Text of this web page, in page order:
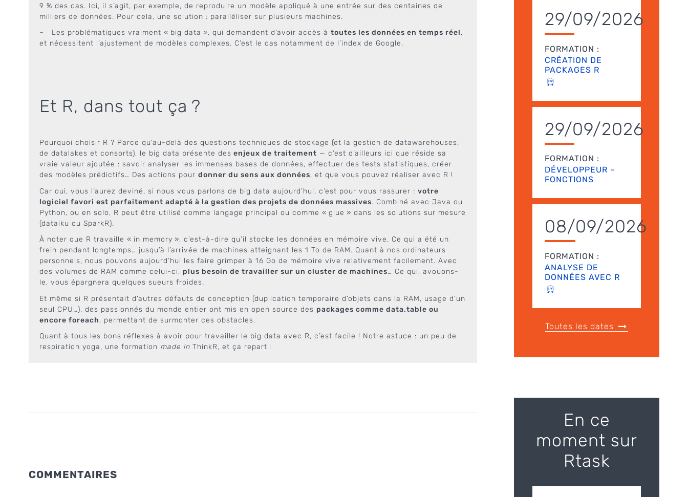
9 % des cas. Ici, il s’agit, par exemple, de reproduire un modèle appliqué à une entrée sur des centaines de
milliers de données. Pour cela, une solution : paralléliser sur plusieurs machines.
– Les problématiques vraiment « big data », qui demandent d’avoir accès à toutes les données en temps réel,
et nécessitent l’ajustement de modèles complexes. C’est le cas notamment de l’index de Google.
Et R, dans tout ça ?
Pourquoi choisir R ? Parce qu’au-delà des questions techniques de stockage (et la gestion de datawarehouses,
de datalakes et consorts), le big data présente des enjeux de traitement — c’est d’ailleurs ici que réside sa
vraie valeur ajoutée : savoir analyser les immenses bases de données, effectuer des tests statistiques, créer
des modèles prédictifs… Des actions pour donner du sens aux données, et que vous pouvez réaliser avec R !
Car oui, vous l’aurez deviné, si nous vous parlons de big data aujourd’hui, c’est pour vous rassurer : votre
logiciel favori est parfaitement adapté à la gestion des projets de données massives. Combiné avec Java ou
Python, ou en solo, R peut être utilisé comme langage principal ou comme « glue » dans les solutions sur mesure
(dataiku ou SparkR).
À noter que R travaille « in memory », c’est-à-dire qu’il stocke les données en mémoire vive. Ce qui a été un
frein pendant longtemps… jusqu’à l’arrivée de machines atteignant les 1 To de RAM. Quant à nos ordinateurs
personnels, nous pouvons aujourd’hui les faire grimper à 16 Go de mémoire vive relativement facilement. Avec
des volumes de RAM comme celui-ci, plus besoin de travailler sur un cluster de machines… Ce qui, avouons-
le, vous épargnera quelques sueurs froides.
Et même si R présentait d’autres défauts de conception (duplication temporaire d’objets dans la RAM, usage d’un
seul CPU…), des passionnés du monde entier ont mis en open source des packages comme data.table ou
encore foreach, permettant de surmonter ces obstacles.
Quant à tous les bons réflexes à avoir pour travailler le big data avec R, c’est facile ! Notre astuce : un peu de
respiration yoga, une formation made in ThinkR, et ça repart !
COMMENTAIRES
29/09/2026
FORMATION :
CRÉATION DE
PACKAGES R
29/09/2026
FORMATION :
DÉVELOPPEUR –
FONCTIONS
08/09/2026
FORMATION :
ANALYSE DE
DONNÉES AVEC R
Toutes les dates
En ce
moment sur
Rtask